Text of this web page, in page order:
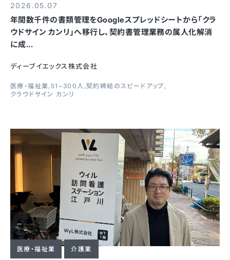
2026.05.07
年間数千件の書類管理をGoogleスプレッドシートから「クラ
ウドサイン カンリ」へ移行し、契約書管理業務の属人化解消
に成...
ディーブイエックス株式会社
医療・福祉業 51~300人 契約締結のスピードアップ
クラウドサイン カンリ
医療・福祉業 介護業